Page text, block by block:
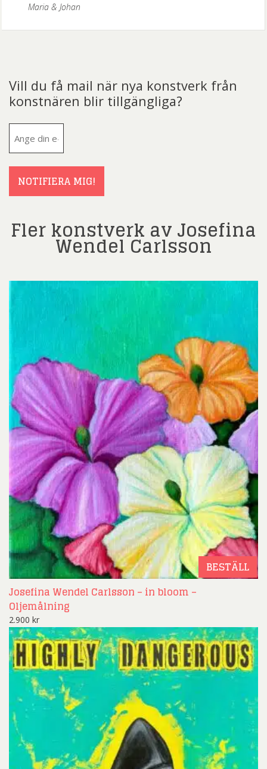
Maria & Johan
Vill du få mail när nya konstverk från
konstnären blir tillgängliga?
NOTIFIERA MIG!
Fler konstverk av Josefina
Wendel Carlsson
BESTÄLL
Josefina Wendel Carlsson – in bloom –
Oljemålning
2.900 kr